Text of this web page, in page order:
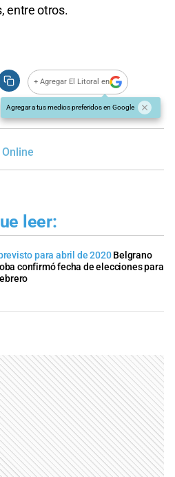
entre otros.
+ Agregar El Litoral en
Agregar a tus medios preferidos en Google
leer:
para abril de 2020 Belgrano
confirmó fecha de elecciones para